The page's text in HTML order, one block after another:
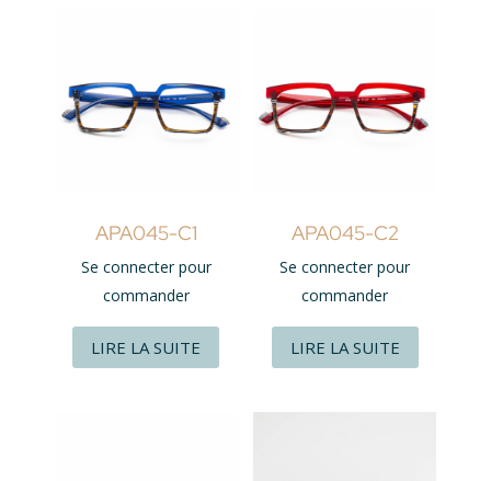
APA045-C1
Se connecter pour
commander
LIRE LA SUITE
APA045-C2
Se connecter pour
commander
LIRE LA SUITE